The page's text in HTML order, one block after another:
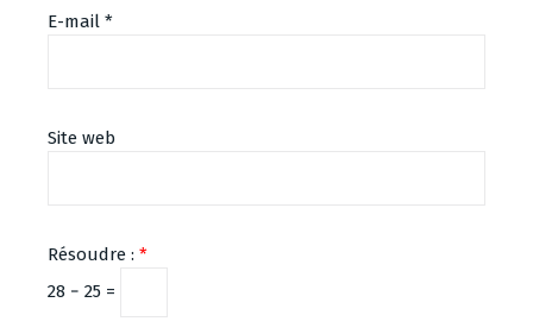
E-mail *
Site web
Résoudre : *
28 − 25 =